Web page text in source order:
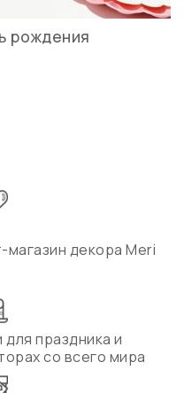
рождения
декора Meri
праздника и
со всего мира